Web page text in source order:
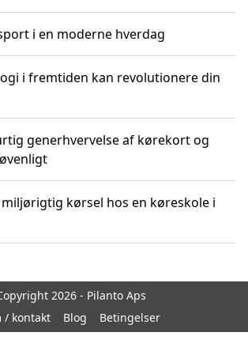
i en moderne hverdag
i fremtiden kan revolutionere din
generhvervelse af kørekort og
kørsel hos en køreskole i
2026 - Pilanto Aps
/ kontakt
Blog Betingelser